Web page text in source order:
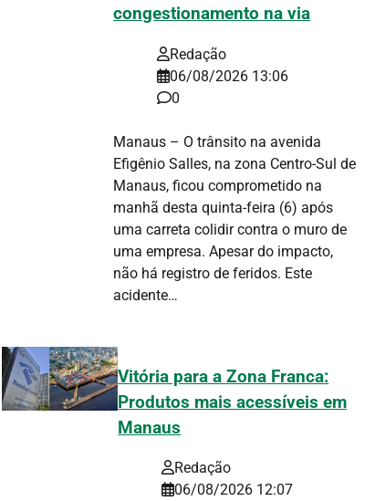
congestionamento na via
Redação
06/08/2026 13:06
0
Manaus – O trânsito na avenida
Efigênio Salles, na zona Centro-Sul de
Manaus, ficou comprometido na
manhã desta quinta-feira (6) após
uma carreta colidir contra o muro de
uma empresa. Apesar do impacto,
não há registro de feridos. Este
acidente…
Vitória para a Zona Franca:
Produtos mais acessíveis em
Manaus
Redação
06/08/2026 12:07